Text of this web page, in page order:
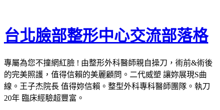
主
要
內
容
台北臉部整形中心交流部落格
專屬為您不撞網紅臉 ! 由整形外科醫師親自操刀，術前&術後
的完美照護，值得信賴的美麗顧問。二代威塑 讓妳展現S曲
線。王子杰院長 值得妳信賴。整型外科專科醫師團隊。執刀
20年 臨床經驗超豐富。